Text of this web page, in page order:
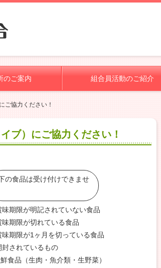
のご案内 組合員活動のご紹介
ご協力ください！
ブ）にご協力ください！
の食品は受け付けできませ
期限が明記されていない食品
期限が切れている食品
期限が1ヶ月を切っている食品
されているもの
食品（生肉・魚介類・生野菜）